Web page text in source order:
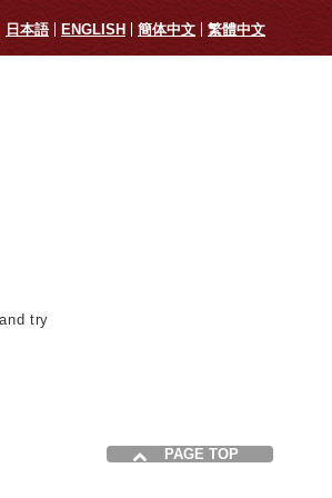
日本語 ENGLISH 簡体中文 繁體中文
try
PAGE TOP